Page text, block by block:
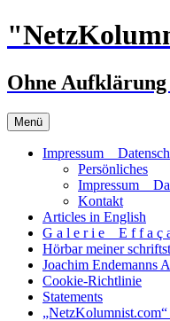
Zum
Inhalt
Ohne
Menü
Impressum _
Persönliches
Impressum _
Kontakt
Articles in English
G a l e r i e _ E f f a ç
Hörbar meiner
Joachim Endemanns
Cookie-Richtlinie
Statements